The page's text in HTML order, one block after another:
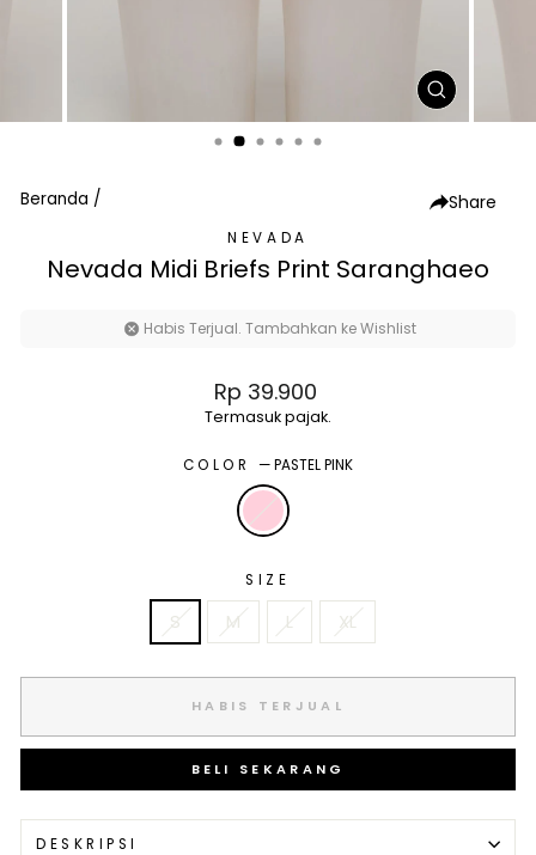
TUTUP
(ESC)
Beranda / Share
NEVADA
Nevada Midi Briefs Print Saranghaeo
Habis Terjual. Tambahkan ke Wishlist
Harga
normal
Rp 39.900
Termasuk pajak.
COLOR—PASTEL PINK
SIZE
S M L XL
HABIS TERJUAL
BELI SEKARANG
DESKRIPSI